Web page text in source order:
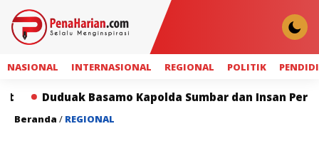
NASIONAL INTERNASIONAL REGIONAL POLITIK
Basamo Kapolda Sumbar dan Insan Pers Perkuat
Beranda / REGIONAL